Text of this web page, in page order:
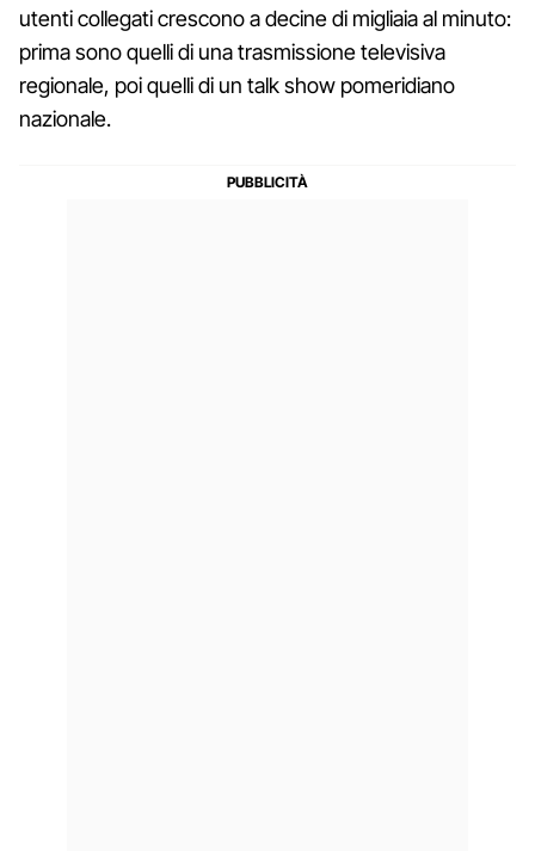
utenti collegati crescono a decine di migliaia al minuto:
prima sono quelli di una trasmissione televisiva
regionale, poi quelli di un talk show pomeridiano
nazionale.